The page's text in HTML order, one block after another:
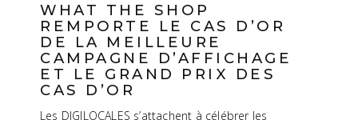
WHAT THE SHOP
REMPORTE LE CAS D’OR
DE LA MEILLEURE
CAMPAGNE D’AFFICHAGE
ET LE GRAND PRIX DES
CAS D’OR
Les DIGILOCALES s’attachent à célébrer les